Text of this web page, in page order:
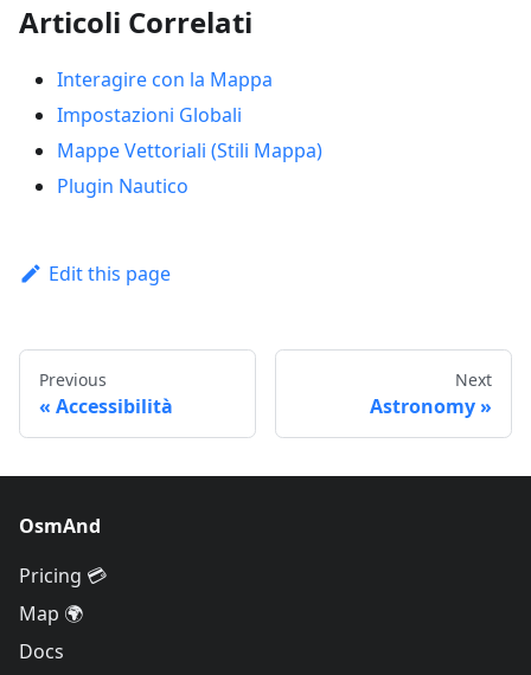
Articoli Correlati
Interagire con la Mappa
Impostazioni Globali
Mappe Vettoriali (Stili Mappa)
Plugin Nautico
Edit this page
Previous
Accessibilità
Next
Astronomy
OsmAnd
Pricing 💳
Map 🌍
Docs